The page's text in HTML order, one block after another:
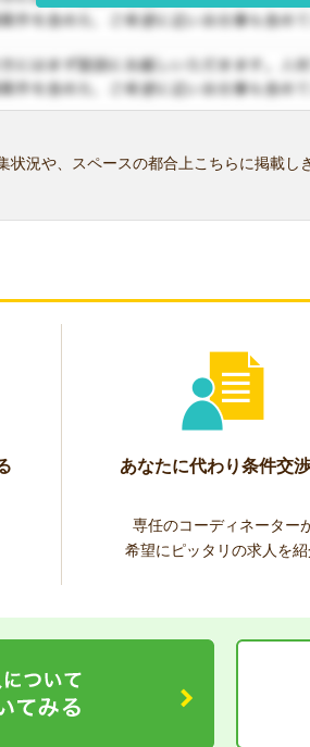
況や、スペースの都合上こちらに掲載し
あなたに代わり条件交渉
専任のコーディネーター
希望にピッタリの求人を